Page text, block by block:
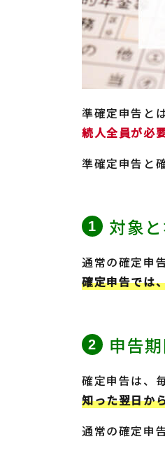
準確定申告と
続人全員が必
準確定申告と
対象
通常の確定申
確定申告では
申告
確定申告は、
知った翌日か
通常の確定申